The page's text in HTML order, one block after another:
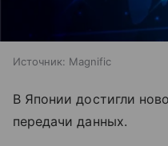
Источник: Magnific
В Японии достигли
передачи данных.